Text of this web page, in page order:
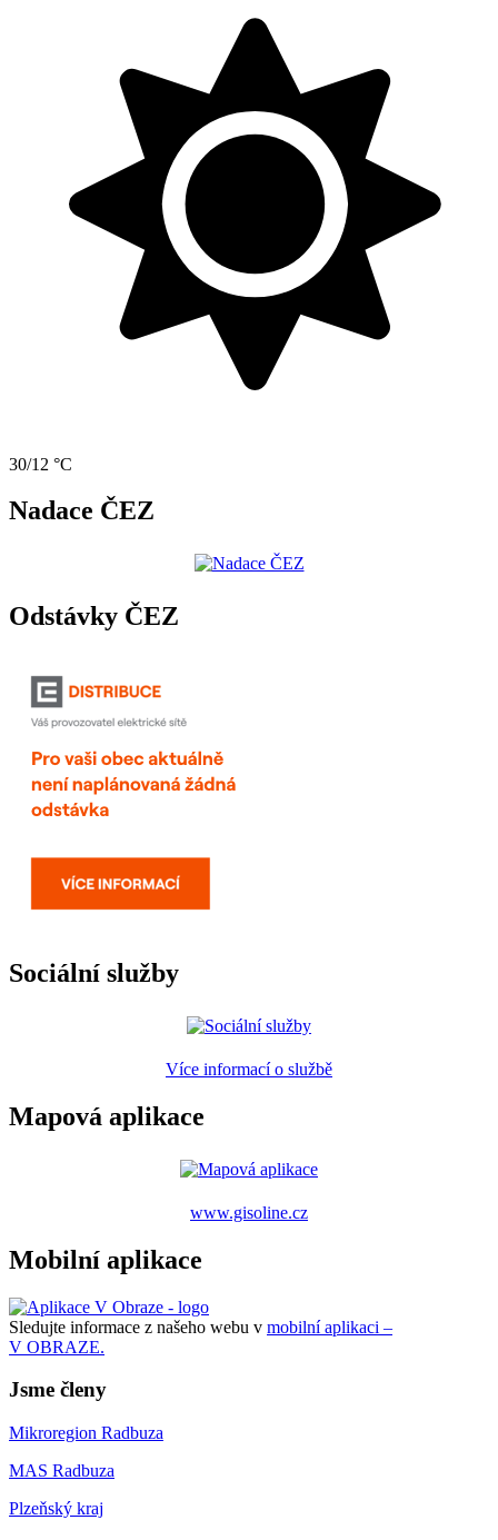
30/12 °C
Nadace ČEZ
Odstávky ČEZ
Sociální služby
Více informací o službě
Mapová aplikace
www.gisoline.cz
Mobilní aplikace
Sledujte informace z našeho webu v mobilní aplikaci –
V OBRAZE.
Jsme členy
Mikroregion Radbuza
MAS Radbuza
Plzeňský kraj